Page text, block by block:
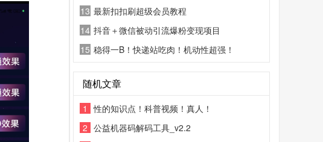
13 最新扣扣刷超级会员教程
14 抖音＋微信被动引流爆粉变现项目
15 稳得一B！快递站吃肉！机动性超强！
随机文章
1
性的知识点！科普视频！真人！
2 公益机器码解码工具_v2.2